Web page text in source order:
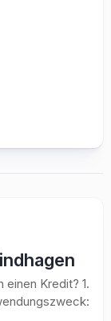
einen Kredit? 1.